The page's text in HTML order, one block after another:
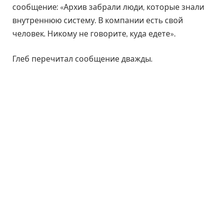
сообщение: «Архив забрали люди, которые знали
внутреннюю систему. В компании есть свой
человек. Никому не говорите, куда едете».
Глеб перечитал сообщение дважды.